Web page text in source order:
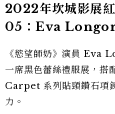
2022年坎城影展
05：Eva
《慾望師奶》演員 Eva
一席黑色蕾絲禮服展，
Carpet 系列貼頸鑽石項
力。